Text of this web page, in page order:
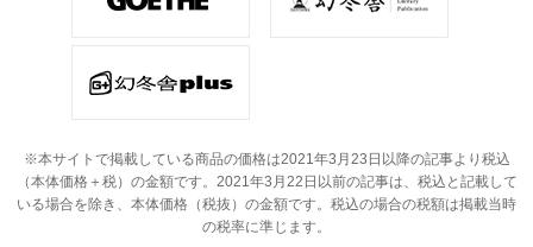
※本サイトで掲載している商品の価格は2021年3月23日以降の記事より税込
（本体価格＋税）の金額です。
2021年3月22日以前の記事は、税込と記載して
いる場合を除き、本体価格（税抜）の金額です。 税込の場合の税額は掲載当時
の税率に準じます。